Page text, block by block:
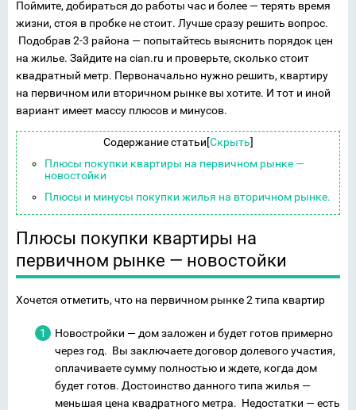
Поймите, добираться до работы час и более — терять время
жизни, стоя в пробке не стоит. Лучше сразу решить вопрос.
Подобрав 2-3 района — попытайтесь выяснить порядок цен
на жилье. Зайдите на cian.ru и проверьте, сколько стоит
квадратный метр. Первоначально нужно решить, квартиру
на первичном или вторичном рынке вы хотите. И тот и иной
вариант имеет массу плюсов и минусов.
Содержание статьи[Скрыть]
Плюсы покупки квартиры на первичном рынке —
новостойки
Плюсы и минусы покупки жилья на вторичном рынке.
Плюсы покупки квартиры на
первичном рынке — новостойки
Хочется отметить, что на первичном рынке 2 типа квартир
Новостройки — дом заложен и будет готов примерно
через год. Вы заключаете договор долевого участия,
оплачиваете сумму полностью и ждете, когда дом
будет готов. Достоинство данного типа жилья —
меньшая цена квадратного метра. Недостатки — есть